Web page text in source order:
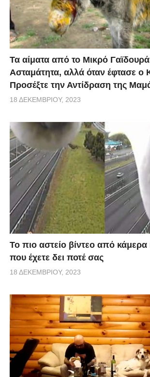
Τα αίματα από το Μικρό
Ασταμάτητα, αλλά όταν έφτασε ο
Προσέξτε την Αντίδραση της
18 ΔΕΚΕΜΒΡΊΟΥ, 2023
Το πιο αστείο βίντεο από
που έχετε δει ποτέ σας
18 ΔΕΚΕΜΒΡΊΟΥ, 2023